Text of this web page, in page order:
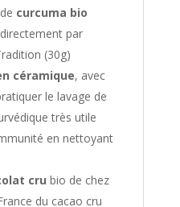
curcuma bio
par
(30g)
céramique, avec
le lavage de
très utile
en nettoyant
cru bio de chez
du cacao cru